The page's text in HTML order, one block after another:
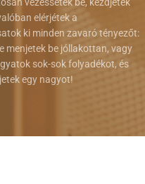
vezessétek be, kezdjetek
elérjétek a
ki minden zavaró tényezőt:
menjetek be jóllakottan, vagy
sok-sok folyadékot, és
egy nagyot!